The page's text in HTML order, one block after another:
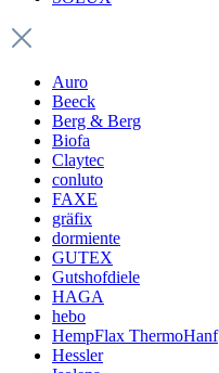
Auro
Beeck
Berg & Berg
Biofa
Claytec
conluto
FAXE
gräfix
dormiente
GUTEX
Gutshofdiele
HAGA
hebo
HempFlax ThermoHanf
Hessler